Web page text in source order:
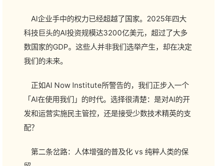
AI企业手中的权力已经超越了国家。2025年四大
科技巨头的AI投资规模达3200亿美元，超过了大多
数国家的GDP。这些人并非我们选举产生，却在决定
我们的未来。
正如AI Now Institute所警告的，我们正步入一个
「AI在使用我们」的时代。选择很清楚：是对AI的开
发和运营实施民主管控，还是接受少数技术精英的支
配？
第二条岔路：人体增强的普及化 vs 纯粹人类的保